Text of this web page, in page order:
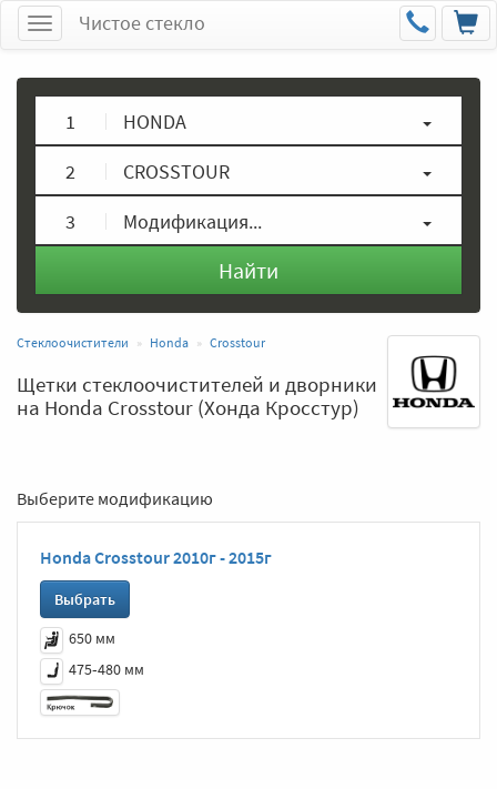
МенюЧистое стекло
1
HONDA
2
CROSSTOUR
3
Модификация...
Найти
Стеклоочистители Honda Crosstour
Щетки стеклоочистителей и дворники
на Honda Crosstour (Хонда Кросстур)
Выберите модификацию
Honda Crosstour 2010г - 2015г
Выбрать
650 мм
475‑480 мм